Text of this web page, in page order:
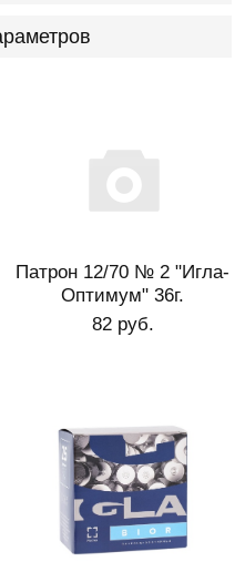
Патрон 12/70 № 2 "Игла-
Оптимум" 36г.
82 руб.